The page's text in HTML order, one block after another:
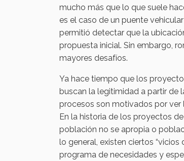
mucho más que lo que suele
es el caso de un puente
permitió detectar que la
propuesta inicial. Sin embargo,
mayores desafíos.
Ya hace tiempo que los
buscan la legitimidad a partir de
procesos son motivados por ver
En la historia de los proyectos
población no se apropia o
lo general, existen ciertos
programa de necesidades y